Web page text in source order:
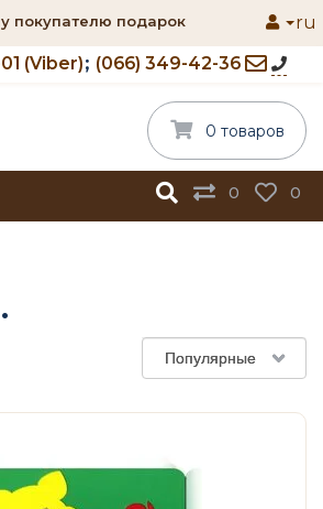
покупателю подарок
(Viber) (066) 349-42-36
ru
0 0
0 товаров
Популярные